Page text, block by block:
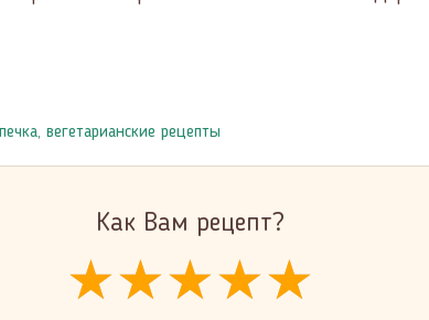
, вегетарианские рецепты
Как Вам рецепт?
★★★★★
★★★★★
★★★★★